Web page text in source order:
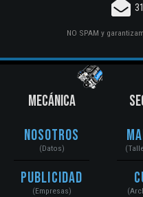
NO SPAM y
MECÁNICA
Nosotros
(Datos)
Publicidad
(Empresas)